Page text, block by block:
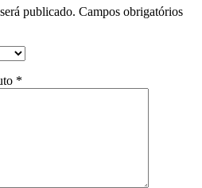
publicado. Campos obrigatórios
*